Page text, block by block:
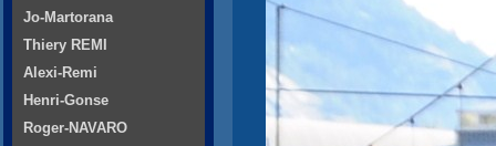
Jo-Martorana
Thiery REMI
Alexi-Remi
Henri-Gonse
Roger-NAVARO